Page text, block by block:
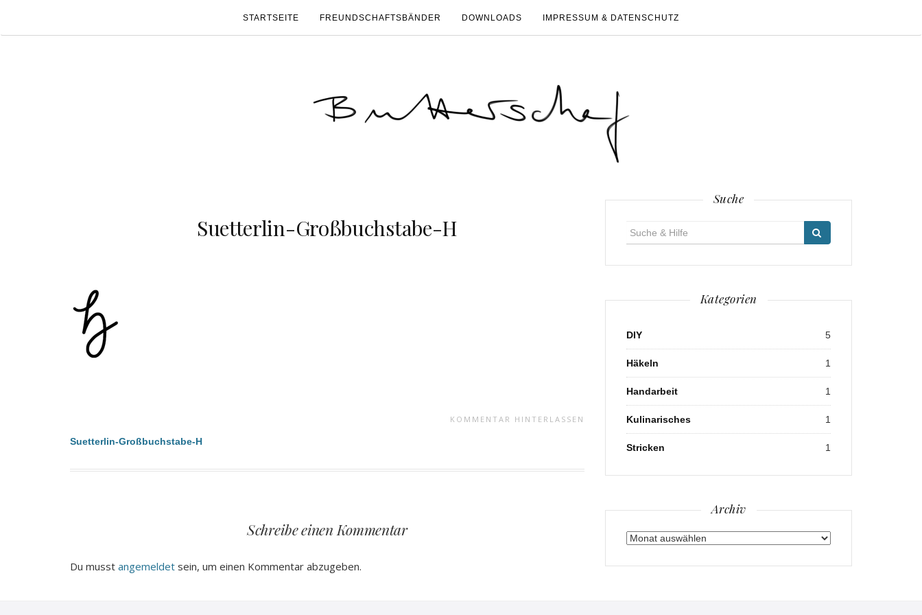
STARTSEITE FREUNDSCHAFTSBÄNDER DOWNLOADS IMPRESSUM & DATENSCHUTZ
Suetterlin-Großbuchstabe-H
KOMMENTAR HINTERLASSEN
Beitragsnavigation
Suetterlin-Großbuchstabe-H
Schreibe einen Kommentar
Du musst angemeldet sein, um einen Kommentar abzugeben.
Suche
Kategorien
DIY 5
Häkeln 1
Handarbeit 1
Kulinarisches 1
Stricken 1
Archiv
Archiv